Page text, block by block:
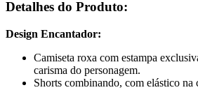
Detalhes do Produto:
Design Encantador:
Camiseta roxa com estampa
carisma do personagem.
Shorts combinando, com elástico na